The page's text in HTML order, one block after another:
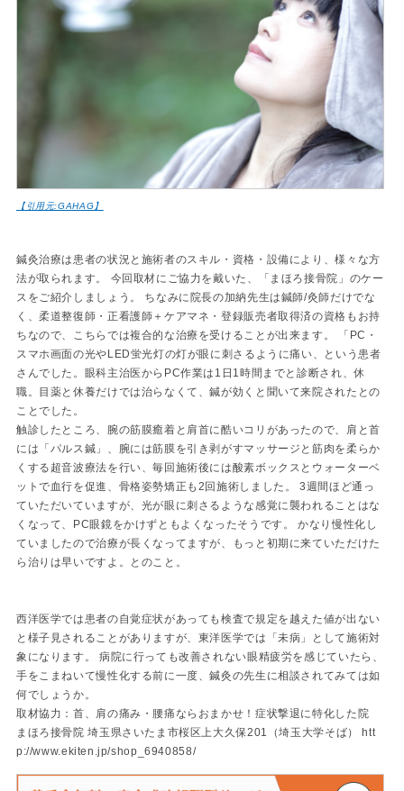
【引用元:GAHAG】
鍼灸治療は患者の状況と施術者のスキル・資格・設備により、様々な方
法が取られます。 今回取材にご協力を戴いた、「まほろ接骨院」のケー
スをご紹介しましょう。 ちなみに院長の加納先生は鍼師/灸師だけでな
く、柔道整復師・正看護師＋ケアマネ・登録販売者取得済の資格もお持
ちなので、こちらでは複合的な治療を受けることが出来ます。 「PC・
スマホ画面の光やLED蛍光灯の灯が眼に刺さるように痛い、という患者
さんでした。眼科主治医からPC作業は1日1時間までと診断され、休
職。目薬と休養だけでは治らなくて、鍼が効くと聞いて来院されたとの
ことでした。
触診したところ、腕の筋膜癒着と肩首に酷いコリがあったので、肩と首
には「パルス鍼」、腕には筋膜を引き剥がすマッサージと筋肉を柔らか
くする超音波療法を行い、毎回施術後には酸素ボックスとウォーターベ
ットで血行を促進、骨格姿勢矯正も2回施術しました。 3週間ほど通っ
ていただいていますが、光が眼に刺さるような感覚に襲われることはな
くなって、PC眼鏡をかけずともよくなったそうです。 かなり慢性化し
ていましたので治療が長くなってますが、もっと初期に来ていただけた
ら治りは早いですよ。とのこと。
西洋医学では患者の自覚症状があっても検査で規定を越えた値が出ない
と様子見されることがありますが、東洋医学では「未病」として施術対
象になります。 病院に行っても改善されない眼精疲労を感じていたら、
手をこまねいて慢性化する前に一度、鍼灸の先生に相談されてみては如
何でしょうか。
取材協力：首、肩の痛み・腰痛ならおまかせ！症状撃退に特化した院
まほろ接骨院 埼玉県さいたま市桜区上大久保201（埼玉大学そば） htt
p://www.ekiten.jp/shop_6940858/